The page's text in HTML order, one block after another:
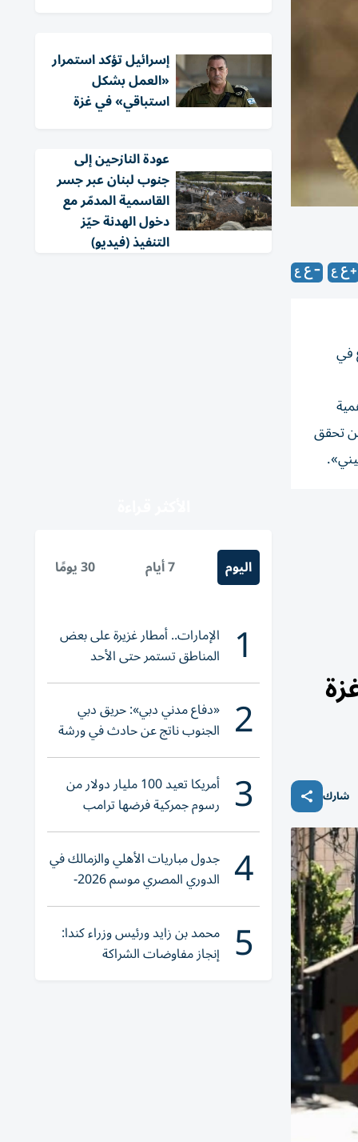
في
تحقق
شارك
إسرائيل تؤكد استمرار
«العمل بشكل
استباقي» في غزة
عودة النازحين إلى
جنوب لبنان عبر جسر
القاسمية المدمّر مع
دخول الهدنة حيّز
التنفيذ (فيديو)
اليوم 7 أيام 30 يومًا
1 الإمارات.. أمطار غزيرة على بعض
المناطق تستمر حتى الأحد
2 «دفاع مدني دبي»: حريق دبي
الجنوب ناتج عن حادث في ورشة
ولا إصابات
3 أمريكا تعيد 100 مليار دولار من
رسوم جمركية فرضها ترامب
4 جدول مباريات الأهلي والزمالك في
الدوري المصري موسم 2026-
2027
5 محمد بن زايد ورئيس وزراء كندا:
إنجاز مفاوضات الشراكة